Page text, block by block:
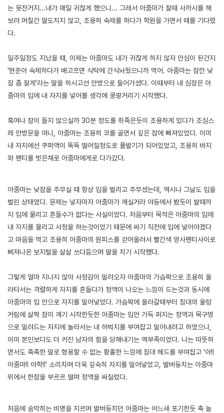
는 못잔거지...내가 매일 귀찮게 했으니... 그래서 아줌마가 잘때 사까시를 해
보려 며칠간 딸도치지 않고, 조용히 숙제를 하다가 학원을 가면서 때를 기다렸
다.
일주일정도 지났을 때, 이제는 아줌마도 내가 귀찮게 하지 않자 안심이 된건지
'현준아 숙제하다가 배고프면 식탁에 간식놔뒀으니까 먹어. 아줌마는 잠깐 낮
잠 좀 잘게'라는 말을 하시고선 안방으로 들어가셨다. 이때부터 내 심장은 아
줌마의 입에 내 자지를 넣어볼 생각에 쿵쾅거리기 시작했다.
혹여나 잠이 들지 않으실까 30분 정도를 쥐죽은듯이 조용하게 있다가 조심스
레 안방문을 여니, 아줌마는 조용히 코를 골면서 깊은 잠에 빠져있었다. 이미
내 자지에선 쿠퍼액이 뚝뚝 떨어질정도로 풀발기가 되어있었고, 조용히 바지
와 팬티를 벗은채로 아줌마에게로 다가갔다.
아줌마는 낮잠을 주무실 때 항상 입을 벌리고 주무셨는데, 역시나 그날도 입을
벌린 상태였다. 문제는 넣자마자 아줌마가 깨실거라 야동에서 봤듯이 쌀때까
지 입에 물리고 흔들수가 없다는 사실이었다. 처음부터 목적은 아줌마의 입에
내 자지를 물리고 사정을 하는것이었기 때문에 싸기 직전에 입에 넣어야겠다
고 마음을 먹고 조용히 아줌마의 원피스를 걷어올려서 빨간색 망사팬티사이로
삐져나온 보지털을 살살 쓰다듬으며 딸을 치기 시작했다.
그렇게 얼마 지나지 않아 사정감이 밀려오자 아줌마의 가슴팍으로 조용히 올
라타서는 격렬하게 자지를 흔들다가 정액이 나오는 느낌이 드는것과 동시에
아줌마의 입 안으로 자지를 밀어넣었다. 가슴팍에 올라갈때부터 침대의 울렁
거림에 살짝 잠이 깨기 시작한듯한 아줌마는 입안 가득 퍼지는 정액과 목구멍
으로 밀려드는 자지에 놀라서는 내 허벅지를 부여잡고 밀어내려고 하였으나,
이미 본인보다도 더 커진 남자의 힘을 당해내기는 역부족이었다. 나는 따뜻하
면서도 축축한 말로 형용할 수 없는 황홀한 느낌에 침대 헤드를 부여잡고 '아!!
아줌마!! 아학!!' 소리치며 더욱 깊숙히 자지를 밀어넣었고, 발버둥치는 아줌마
위에서 한참을 부르르 떨며 정액을 싸질렀다.
처음에 숨막히는 비명을 지르며 발버둥치던 아줌마는 어느새 포기한듯 축 늘